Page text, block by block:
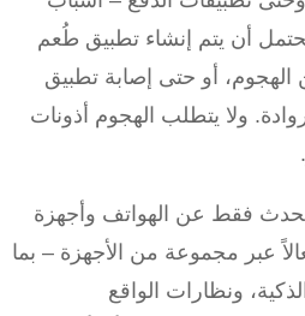
أن يتم إنشاء تطبيق طُعم
الهجوم، أو حتى إصابة تطبيق
ولا يتطلب الهجوم أذونات
فقط عن الهواتف وأجهزة
عبر مجموعة من الأجهزة – بما
ونظارات الواقع